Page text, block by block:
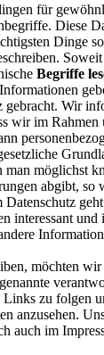
für
Diese
Dinge
Soweit
Begriffe
gebracht. Wir
wir im Rahmen
möglichst
abgibt, so
Datenschutz
interessant
möchten
Links zu folgen
anzusehen.
auch im